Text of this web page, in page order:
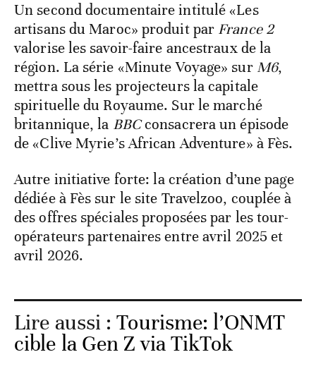
Un second documentaire intitulé «Les
artisans du Maroc» produit par France 2
valorise les savoir-faire ancestraux de la
région. La série «Minute Voyage» sur M6,
mettra sous les projecteurs la capitale
spirituelle du Royaume. Sur le marché
britannique, la BBCconsacrera un épisode
de «Clive Myrie’s African Adventure» à Fès.
Autre initiative forte: la création d’une page
dédiée à Fès sur le site Travelzoo, couplée à
des offres spéciales proposées par les tour-
opérateurs partenaires entre avril 2025 et
avril 2026.
Lire aussi :Tourisme: l’ONMT
cible la Gen Z via TikTok